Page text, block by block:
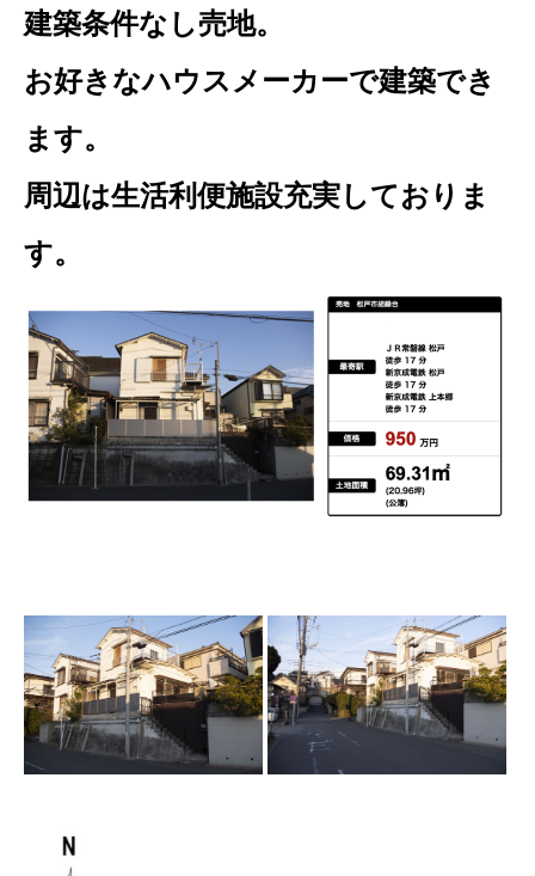
建築条件なし売地。
お好きなハウスメーカーで建築でき
ます。
周辺は生活利便施設充実しておりま
す。